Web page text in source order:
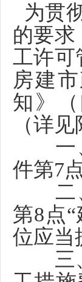
为贯
的要求
工许可
房建
知》
（详
一、
件第7
二、
第8点
位应当
三